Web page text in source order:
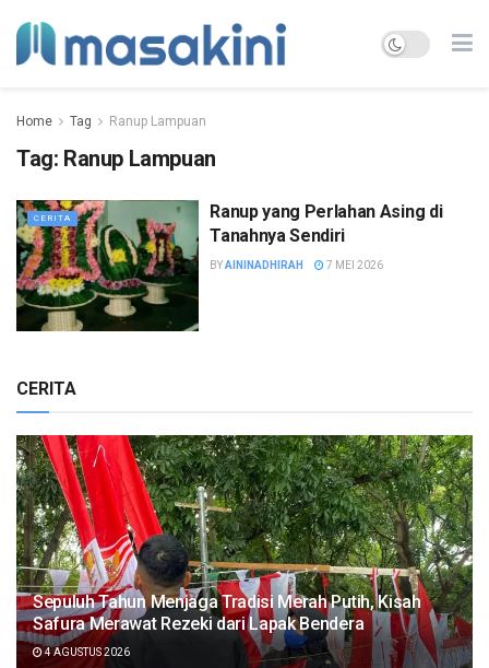
Home Tag Ranup Lampuan
Tag: Ranup Lampuan
CERITA
Ranup yang Perlahan Asing di
Tanahnya Sendiri
BYAININADHIRAH 7 MEI 2026
CERITA
Sepuluh Tahun Menjaga Tradisi Merah Putih, Kisah
Safura Merawat Rezeki dari Lapak Bendera
4 AGUSTUS 2026